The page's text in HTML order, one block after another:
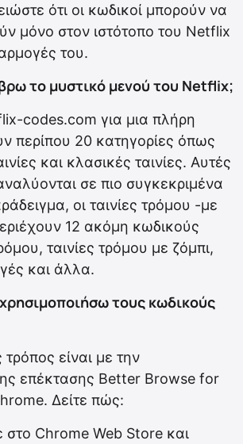
ότι οι κωδικοί μπορούν να
μόνο στον ιστότοπο του Netflix
του.
το μυστικό μενού του Netflix;
codes.com για μια πλήρη
περίπου 20 κατηγορίες όπως
και κλασικές ταινίες. Αυτές
σε πιο συγκεκριμένα
οι ταινίες τρόμου -με
12 ακόμη κωδικούς
ταινίες τρόμου με ζόμπι,
και άλλα.
τους κωδικούς
είναι με την
επέκτασης Better Browse for
Δείτε πώς:
στο Chrome Web Store και